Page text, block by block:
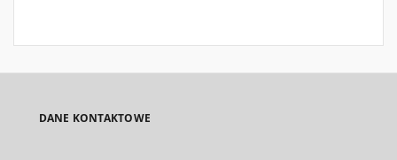
DANE KONTAKTOWE